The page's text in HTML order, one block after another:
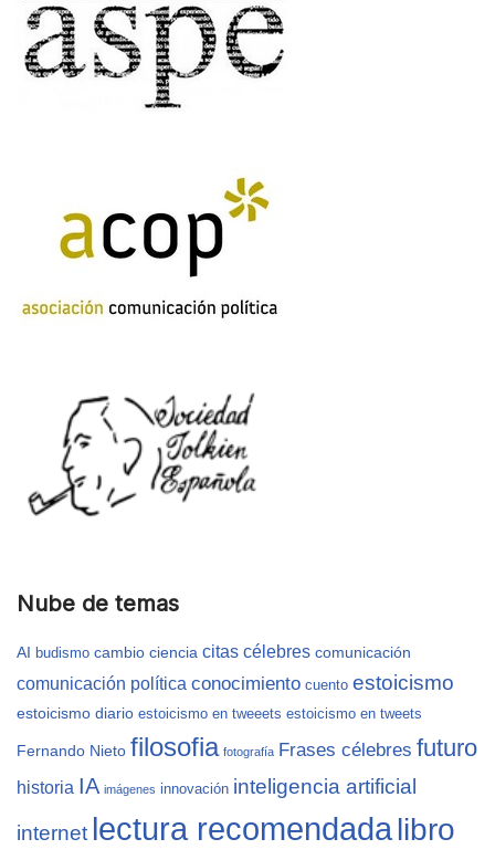
Nube de temas
AI budismo cambio ciencia citas célebres comunicación
comunicación política conocimiento cuento estoicismo
estoicismo diario estoicismo en tweeets estoicismo en tweets
Fernando Nieto filosofia fotografía Frases célebres futuro
historia IA imágenes innovación inteligencia artificial
internet lectura recomendadalibro